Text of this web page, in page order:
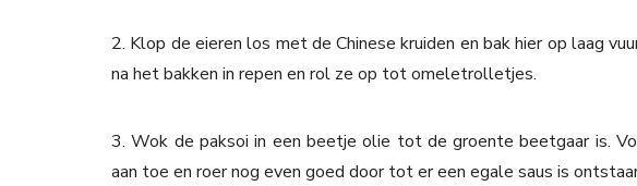
2. Klop de eieren los met de Chinese kruiden en bak hier op laag
na het bakken in repen en rol ze op tot omeletrolletjes.
3. Wok de paksoi in een beetje olie tot de groente beetgaar is.
aan toe en roer nog even goed door tot er een egale saus is